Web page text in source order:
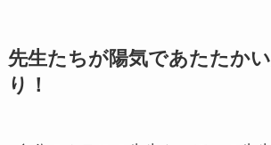
先生たちが陽気であたたか
り！